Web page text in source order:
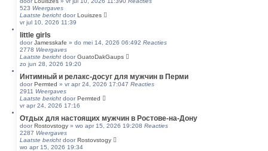
k
523 Weergaves
Laatste bericht doorLouiszes
vr jul 10, 2026 11:39
little girls
doorJamesskafe » do mei 14, 2026 06:492 Reacties
2778 Weergaves
Laatste bericht doorGuatoDakGaups
zo jun 28, 2026 19:20
Интимный и релакс-досуг для мужчин в Перми
doorPermted » vr apr 24, 2026 17:047 Reacties
2911 Weergaves
Laatste bericht doorPermted
vr apr 24, 2026 17:16
Отдых для настоящих мужчин в Ростове-на-Дону
doorRostovstogy » wo apr 15, 2026 19:208 Reacties
2287 Weergaves
Laatste bericht doorRostovstogy
wo apr 15, 2026 19:34